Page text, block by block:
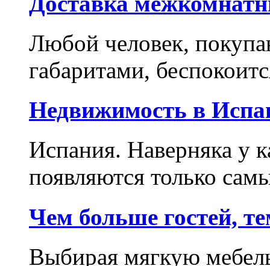
Любой человек,
габаритами,
Недвижимость в
Испания. Наверняка у
появляются только
Чем больше гостей,
Выбирая мягкую